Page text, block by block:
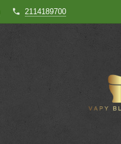
2114189700